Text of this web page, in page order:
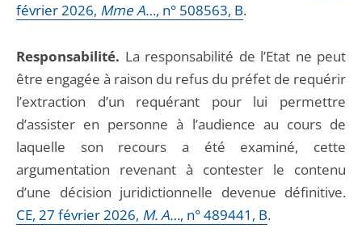
février 2026, Mme A…, n° 508563, B.
Responsabilité. La responsabilité de l’Etat ne peut
être engagée à raison du refus du préfet de requérir
l’extraction d’un requérant pour lui permettre
d’assister en personne à l’audience au cours de
laquelle son recours a été examiné, cette
argumentation revenant à contester le contenu
d’une décision juridictionnelle devenue définitive.
CE, 27 février 2026, M. A…, n° 489441, B.